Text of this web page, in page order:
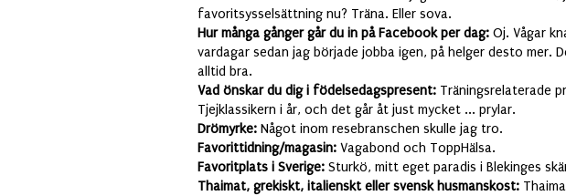
favoritsysselsättning nu? Träna. Eller sova.
Hur många gånger går du in på Facebook per dag: Oj. Vågar
vardagar sedan jag började jobba igen, på helger desto mer.
alltid bra.
Vad önskar du dig i födelsedagspresent: Träningsrelaterade
Tjejklassikern i år, och det går åt just mycket ... prylar.
Drömyrke: Något inom resebranschen skulle jag tro.
Favorittidning/magasin: Vagabond och ToppHälsa.
Favoritplats i Sverige: Sturkö, mitt eget paradis i Blekinges
Thaimat, grekiskt, italienskt eller svensk husmanskost: